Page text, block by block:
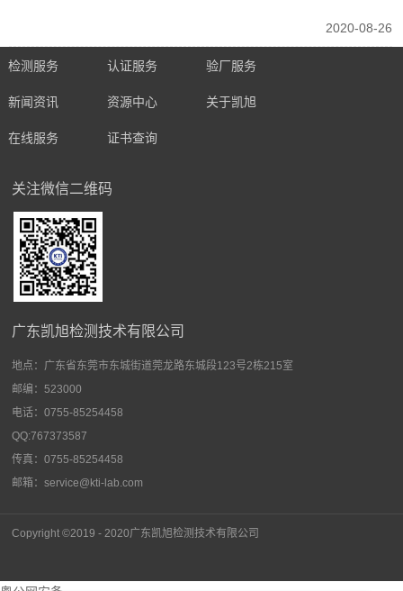
2020-08-26
检测服务 认证服务 验厂服务
新闻资讯 资源中心 关于凯旭
在线服务 证书查询
关注微信二维码
广东凯旭检测技术有限公司
地点： 广东省东莞市东城街道莞龙路东城段123号2栋215室
邮编：523000
电话：0755-85254458
QQ:767373587
传真：0755-85254458
邮箱：service@kti-lab.com
Copyright ©2019 - 2020广东凯旭检测技术有限公司